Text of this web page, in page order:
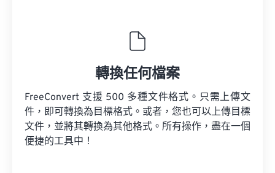
轉換任何檔案
FreeConvert 支援 500 多種文件格式。只需上傳文
件，即可轉換為目標格式。或者，您也可以上傳目標
文件，並將其轉換為其他格式。所有操作，盡在一個
便捷的工具中！